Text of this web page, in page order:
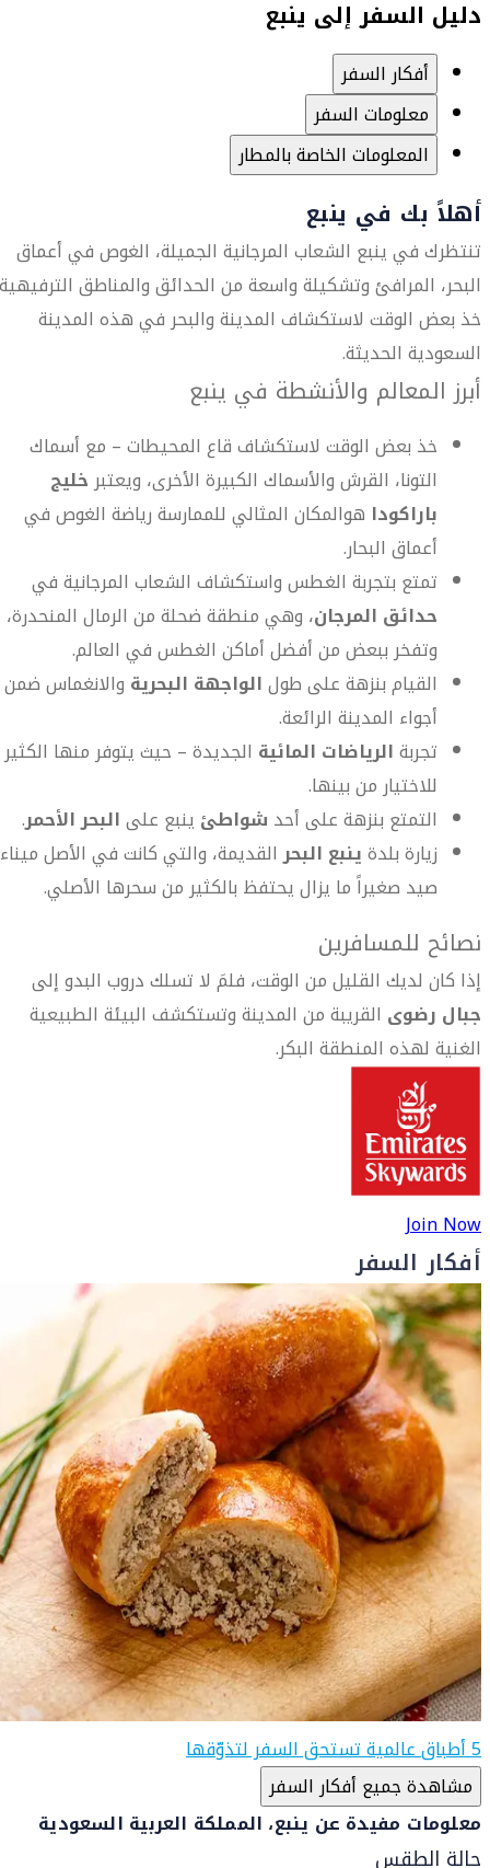
دليل السفر إلى ينبع
أفكار السفر
معلومات السفر
المعلومات الخاصة بالمطار
أهلاً بك في ينبع
تنتظرك في ينبع الشعاب المرجانية الجميلة، الغوص في أعماق
البحر، المرافئ وتشكيلة واسعة من الحدائق والمناطق
خذ بعض الوقت لاستكشاف المدينة والبحر في هذه المدينة
السعودية الحديثة.
أبرز المعالم والأنشطة في ينبع
خذ بعض الوقت لاستكشاف قاع المحيطات – مع أسماك
التونا، القرش والأسماك الكبيرة الأخرى، ويعتبر خليج
باراكودا هوالمكان المثالي للممارسة رياضة الغوص في
أعماق البحار.
تمتع بتجربة الغطس واستكشاف الشعاب المرجانية في
حدائق المرجان، وهي منطقة ضحلة من الرمال المنحدرة،
وتفخر ببعض من أفضل أماكن الغطس في العالم.
القيام بنزهة على طولالواجهة البحرية والانغماس ضمن
أجواء المدينة الرائعة.
تجربةالرياضات المائية الجديدة – حيث يتوفر منها الكثير
للاختيار من بينها.
التمتع بنزهة على أحد شواطئ ينبع علىالبحر الأحمر.
زيارة بلدةينبع البحرالقديمة، والتي كانت في الأصل ميناء
صيد صغيراً ما يزال يحتفظ بالكثير من سحرها الأصلي.
نصائح للمسافرين
إذا كان لديك القليل من الوقت، فلمَ لا تسلك دروب البدو إلى
جبال رضوى القريبة من المدينة وتستكشف البيئة الطبيعية
الغنية لهذه المنطقة البكر.
Join Now
أفكار السفر
5 أطباق عالمية تستحق السفر لتذوّقها
مشاهدة جميع أفكار السفر
معلومات مفيدة عن ينبع، المملكة العربية السعودية
حالة الطقس